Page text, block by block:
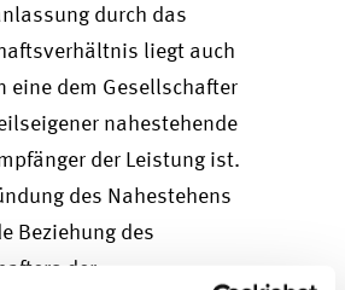
durch das
liegt auch
eine dem Gesellschafter
nahestehende
der Leistung ist.
des Nahestehens
Beziehung des
der